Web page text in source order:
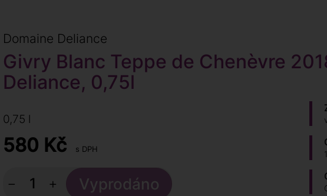
Domaine Deliance
Givry Blanc Teppe de Chenèvre
Deliance, 0,75l
0,75 l
580 Kč s DPH
− +